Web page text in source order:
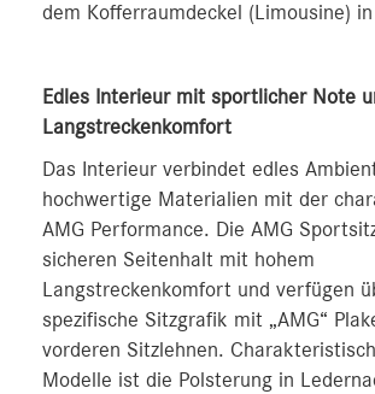
dem Kofferraumdeckel (Limousine)
Edles Interieur mit sportlicher Note
Langstreckenkomfort
Das Interieur verbindet edles
hochwertige Materialien mit der
AMG Performance. Die AMG
sicheren Seitenhalt mit hohem
Langstreckenkomfort und verfügen
spezifische Sitzgrafik mit „AMG“
vorderen Sitzlehnen.
Modelle ist die Polsterung in